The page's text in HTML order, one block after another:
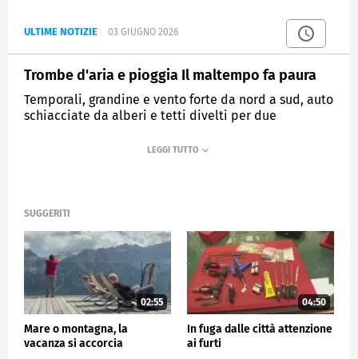
ULTIME NOTIZIE 03 GIUGNO 2026
Trombe d'aria e pioggia Il maltempo fa paura
Temporali, grandine e vento forte da nord a sud, auto
schiacciate da alberi e tetti divelti per due
SUGGERITI
02:55
Mare o montagna, la
vacanza si accorcia
04:50
In fuga dalle città attenzione
ai furti